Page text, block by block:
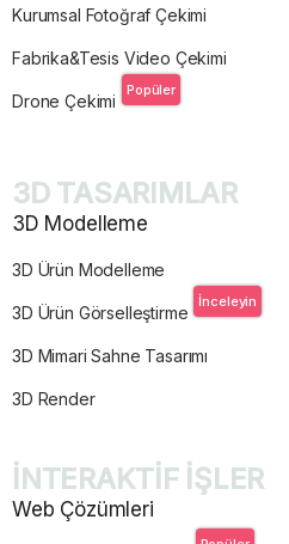
Kurumsal Fotoğraf Çekimi
Fabrika&Tesis Video Çekimi
Drone Çekimi
Popüler
3D TASARIMLAR
3D Modelleme
3D Ürün Modelleme
3D Ürün Görselleştirme
İnceleyin
3D Mimari Sahne Tasarımı
3D Render
İNTERAKTİF İŞLER
Web Çözümleri